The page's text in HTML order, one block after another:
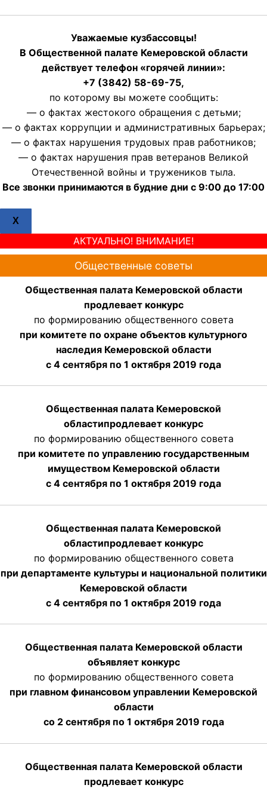
Уважаемые кузбассовцы!
В Общественной палате Кемеровской области
действует телефон «горячей линии»:
+7 (3842) 58-69-75,
по которому вы можете сообщить:
— о фактах жестокого обращения с детьми;
— о фактах коррупции и административных барьерах;
— о фактах нарушения трудовых прав работников;
— о фактах нарушения прав ветеранов Великой
Отечественной войны и тружеников тыла.
Все звонки принимаются в будние дни с 9:00 до 17:00
X
АКТУАЛЬНО! ВНИМАНИЕ!
Общественные советы
Общественная палата Кемеровской области
продлевает конкурс
по формированию общественного совета
при комитете по охране объектов культурного
наследия Кемеровской области
с 4 сентября по 1 октября 2019 года
Общественная палата Кемеровской
областипродлевает конкурс
по формированию общественного совета
при комитете по управлению государственным
имуществом Кемеровской области
с 4 сентября по 1 октября 2019 года
Общественная палата Кемеровской
областипродлевает конкурс
по формированию общественного совета
при департаменте культуры и национальной политики
Кемеровской области
с 4 сентября по 1 октября 2019 года
Общественная палата Кемеровской области
объявляет конкурс
по формированию общественного совета
при главном финансовом управлении Кемеровской
области
со 2 сентября по 1 октября 2019 года
Общественная палата Кемеровской области
продлевает конкурс